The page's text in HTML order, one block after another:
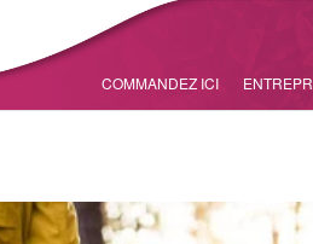
COMMANDEZ ICI